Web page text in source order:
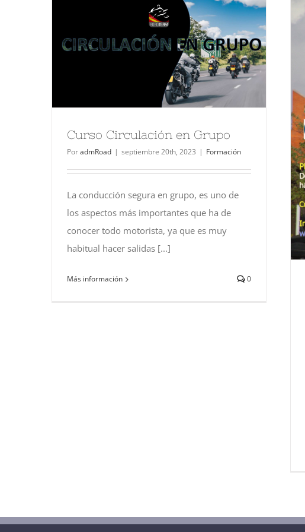
Curso Circulación en Grupo
PoradmRoad | septiembre 20th, 2023 | Formación
La conducción segura en grupo, es uno de
los aspectos más importantes que ha de
conocer todo motorista, ya que es muy
habitual hacer salidas [...]
Más información 0